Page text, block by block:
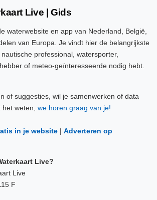
Live | Gids
waterwebsite en app van Nederland, België,
van Europa. Je vindt hier de belangrijkste
professional, watersporter,
of meteo-geïnteresseerde nodig hebt.
of suggesties, wil je samenwerken of data
weten, we horen graag van je!
in je website | Adverteren op
Live?
Live
F